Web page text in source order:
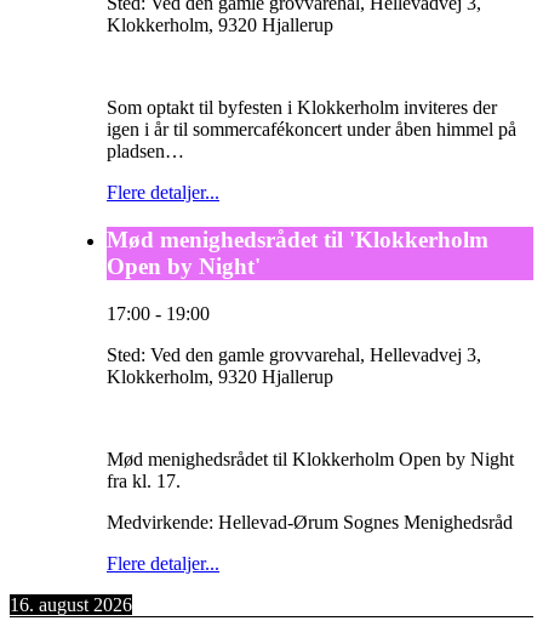
Klokkerholm, 9320 Hjallerup
Som optakt til byfesten i Klokkerholm inviteres der
igen i år til sommercafékoncert under åben himmel på
pladsen…
Flere detaljer...
Mød menighedsrådet til 'Klokkerholm
Open by Night'
17:00 - 19:00
Sted: Ved den gamle grovvarehal, Hellevadvej 3,
Klokkerholm, 9320 Hjallerup
Mød menighedsrådet til Klokkerholm Open by Night
fra kl. 17.
Medvirkende: Hellevad-Ørum Sognes Menighedsråd
Flere detaljer...
16. august 2026